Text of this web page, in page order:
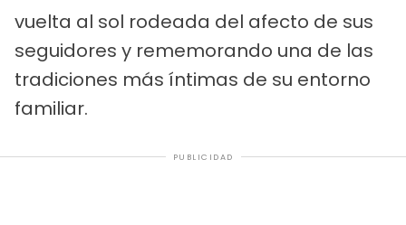
vuelta al sol rodeada del afecto de sus
seguidores y rememorando una de las
tradiciones más íntimas de su entorno
familiar.
PUBLICIDAD